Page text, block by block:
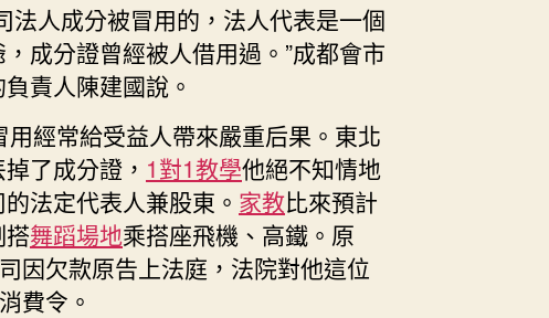
法人成分被冒用的，法人代表是一個
，成分證曾經被人借用過。”成都會市
責人陳建國說。
用經常給受益人帶來嚴重后果。東北
了成分證， 1對1教學他絕不知情地
法定代表人兼股東。 家教比來預計
舞蹈場地乘搭座飛機、高鐵。原
因欠款原告上法庭，法院對他這位
費令。